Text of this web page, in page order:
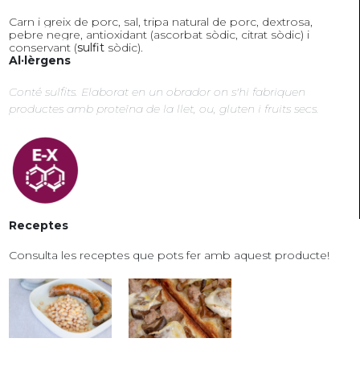
Carn i greix de porc, sal, tripa natural de porc, dextrosa,
pebre negre, antioxidant (ascorbat sòdic, citrat sòdic) i
conservant (sulfitsòdic).
Al·lèrgens
Conté sulfits. Elaborat en un obrador on s'hi fabriquen
productes amb proteïna de la llet, ou, gluten i fruits secs.
Receptes
Consulta les receptes que pots fer amb aquest producte!